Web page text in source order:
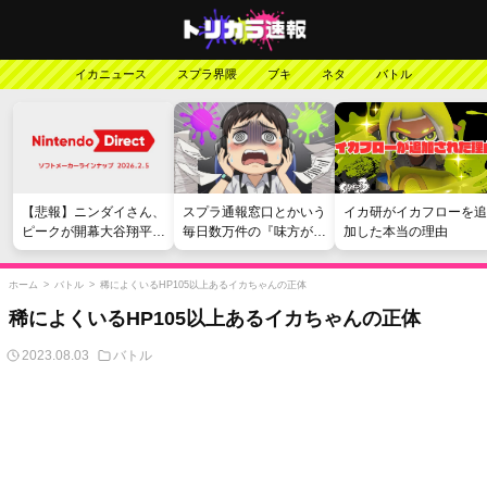
イカニュース スプラ界隈 ブキ ネタ バトル
【悲報】ニンダイさん、
ピークが開幕大谷翔平の
がっかりダイレクトだっ
たと言われてしまう
スプラ通報窓口とかいう
毎日数万件の『味方が弱
い』愚痴を読まされる苦
行
イカ研がイカフローを追
加した本当の理由
ホーム > バトル > 稀によくいるHP105以上あるイカちゃんの正体
稀によくいるHP105以上あるイカちゃんの正体
2023.08.03 バトル